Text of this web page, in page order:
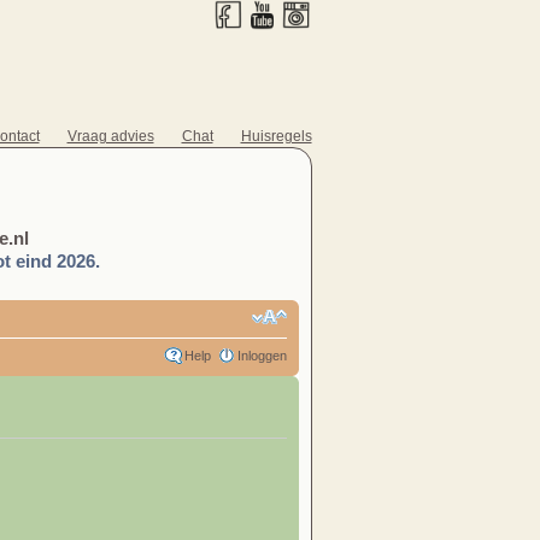
Vraag advies Chat Huisregels
eind 2026.
Help Inloggen